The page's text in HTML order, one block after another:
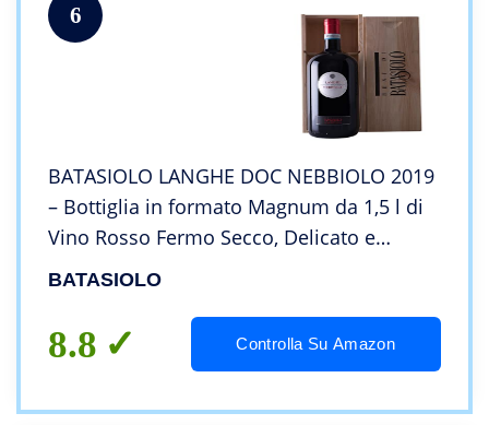
6
BATASIOLO LANGHE DOC NEBBIOLO 2019
– Bottiglia in formato Magnum da 1,5 l di
Vino Rosso Fermo Secco, Delicato e
Pungente
BATASIOLO
8.8 Controlla Su Amazon